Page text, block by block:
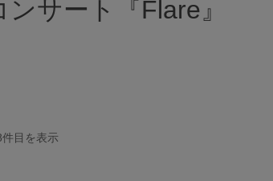
サート『Flare』
件目を表示